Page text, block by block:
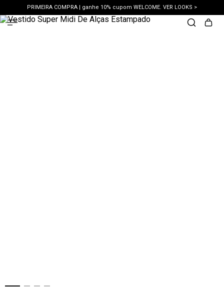
PRIMEIRA COMPRA | ganhe 10% cupom WELCOME. VER LOOKS >
PIX | 5% off no pix à vista. APROVEITAR >